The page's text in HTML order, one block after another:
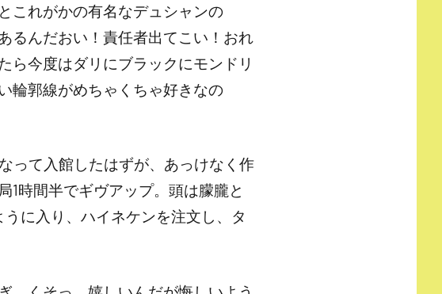
これがかの有名なデュシャンの
るんだおい！責任者出てこい！おれ
ら今度はダリにブラックにモンドリ
輪郭線がめちゃくちゃ好きなの
って入館したはずが、あっけなく作
1時間半でギヴアップ。頭は朦朧と
に入り、ハイネケンを注文し、タ